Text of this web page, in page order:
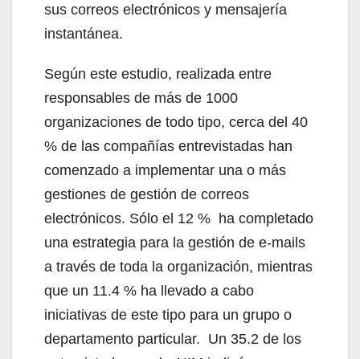
sus correos electrónicos y mensajería
instantánea.
Según este estudio, realizada entre
responsables de más de 1000
organizaciones de todo tipo, cerca del 40
% de las compañías entrevistadas han
comenzado a implementar una o más
gestiones de gestión de correos
electrónicos. Sólo el 12 % ha completado
una estrategia para la gestión de e-mails
a través de toda la organización, mientras
que un 11.4 % ha llevado a cabo
iniciativas de este tipo para un grupo o
departamento particular. Un 35.2 de los